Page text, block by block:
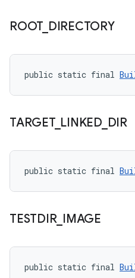
ROOT_ DIRECTORY
public static final
TARGET_ LINKED_ DIR
public static final
TESTDIR_ IMAGE
public static final